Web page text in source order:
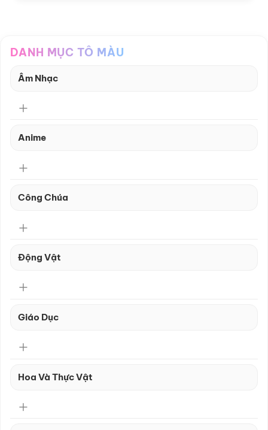
DANH MỤC TÔ MÀU
Âm Nhạc
Anime
Công Chúa
Động Vật
Giáo Dục
Hoa Và Thực Vật